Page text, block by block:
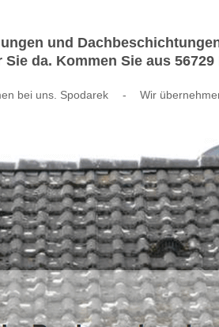
und
da. Kommen Sie aus
bei uns. Spodarek - Wir